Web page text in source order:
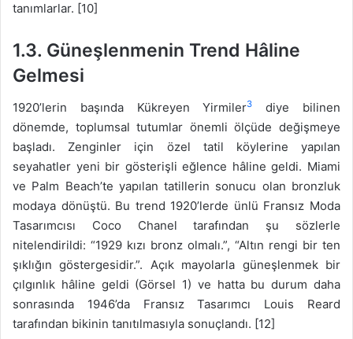
tanımlarlar. [10]
1.3. Güneşlenmenin Trend Hâline
Gelmesi
1920’lerin başında Kükreyen Yirmiler3
diye bilinen
dönemde, toplumsal tutumlar önemli ölçüde değişmeye
başladı. Zenginler için özel tatil köylerine yapılan
seyahatler yeni bir gösterişli eğlence hâline geldi. Miami
ve Palm Beach’te yapılan tatillerin sonucu olan bronzluk
modaya dönüştü. Bu trend 1920’lerde ünlü Fransız Moda
Tasarımcısı Coco Chanel tarafından şu sözlerle
nitelendirildi: “1929 kızı bronz olmalı.”, “Altın rengi bir ten
şıklığın göstergesidir.”. Açık mayolarla güneşlenmek bir
çılgınlık hâline geldi (Görsel 1) ve hatta bu durum daha
sonrasında 1946’da Fransız Tasarımcı Louis Reard
tarafından bikinin tanıtılmasıyla sonuçlandı. [12]